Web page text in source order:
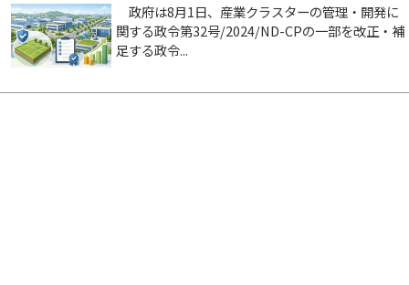
政府は8月1日、産業クラスターの管理・開発に
関する政令第32号/2024/ND-CPの一部を改正・補
足する政令...